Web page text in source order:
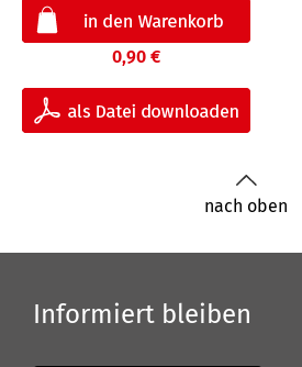
0,90 €
nach oben
Informiert bleiben